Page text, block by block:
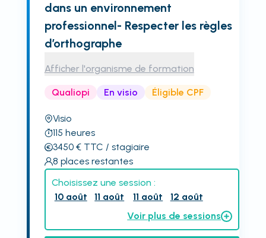
dans un environnement
professionnel- Respecter les règles
d’orthographe
Afficher l'organisme de formation
Qualiopi En visio Éligible CPF
Visio
115 heures
3450€ TTC / stagiaire
8 places restantes
Choisissez une session :
10 août
11 août 11 août
12 août
Voir plus de sessions